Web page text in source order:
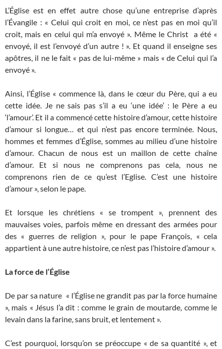
L’Église est en effet autre chose qu’une entreprise d’après
l’Évangile : « Celui qui croit en moi, ce n’est pas en moi qu’il
croit, mais en celui qui m’a envoyé ». Même le Christ a été «
envoyé, il est l’envoyé d’un autre ! ». Et quand il enseigne ses
apôtres, il ne le fait « pas de lui-même » mais « de Celui qui l’a
envoyé ».
Ainsi, l’Église « commence là, dans le cœur du Père, qui a eu
cette idée. Je ne sais pas s’il a eu ‘une idée’ : le Père a eu
‘l’amour’. Et il a commencé cette histoire d’amour, cette histoire
d’amour si longue… et qui n’est pas encore terminée. Nous,
hommes et femmes d’Église, sommes au milieu d’une histoire
d’amour. Chacun de nous est un maillon de cette chaîne
d’amour. Et si nous ne comprenons pas cela, nous ne
comprenons rien de ce qu’est l’Eglise. C’est une histoire
d’amour », selon le pape.
Et lorsque les chrétiens « se trompent », prennent des
mauvaises voies, parfois même en dressant des armées pour
des « guerres de religion », pour le pape François, « cela
appartient à une autre histoire, ce n’est pas l’histoire d’amour ».
La force de l’Église
De par sa nature « l’Église ne grandit pas par la force humaine
», mais « Jésus l’a dit : comme le grain de moutarde, comme le
levain dans la farine, sans bruit, et lentement ».
C’est pourquoi, lorsqu’on se préoccupe « de sa quantité », et